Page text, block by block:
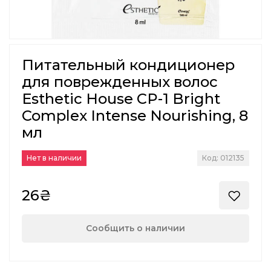
Питательный кондиционер
для поврежденных волос
Esthetic House CP-1 Bright
Complex Intense Nourishing, 8
мл
Нет в наличии Код: 012135
26₴
Сообщить о наличии